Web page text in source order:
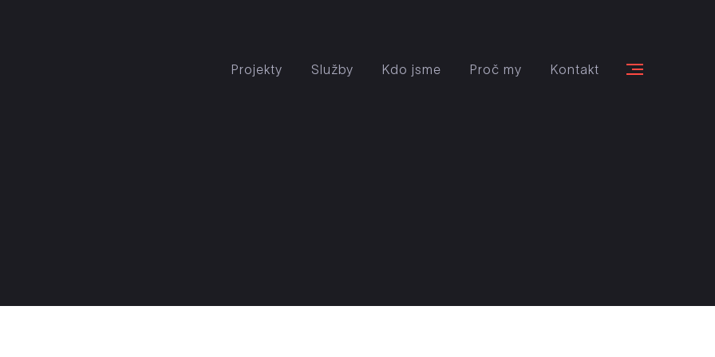
Projekty Služby Kdo jsme Proč my Kontakt